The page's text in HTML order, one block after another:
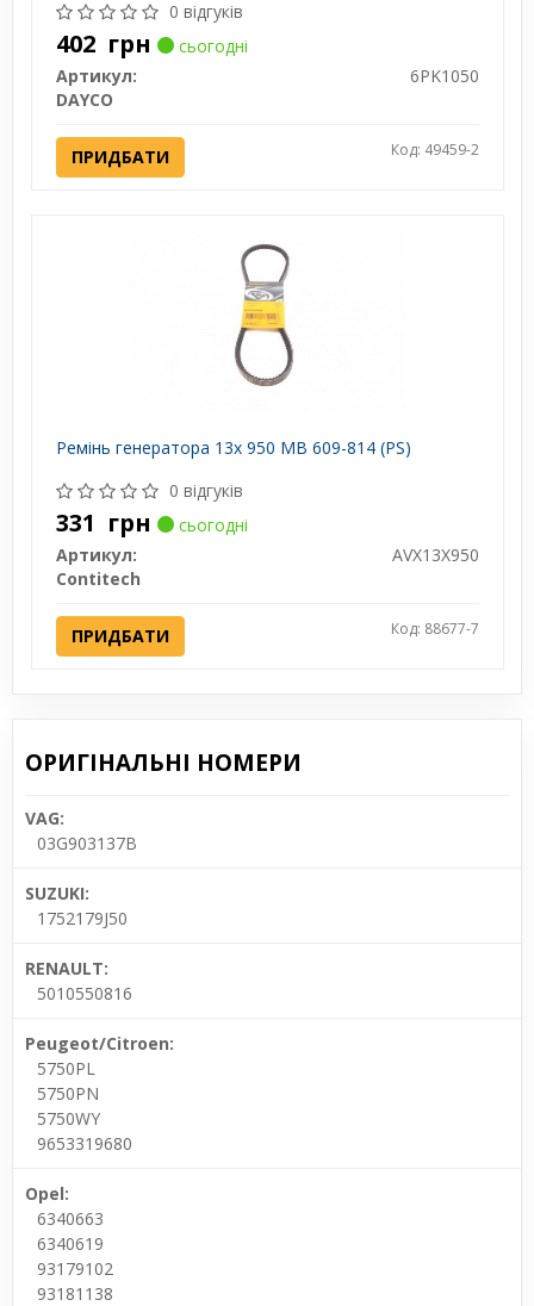
0 відгуків
402 грн
сьогодні
Артикул:
6PK1050
DAYCO
ПРИДБАТИ Код: 49459-2
Ремінь генератора 13x 950 MB 609-814 (PS)
0 відгуків
331 грн
сьогодні
Артикул:
AVX13X950
Contitech
ПРИДБАТИ Код: 88677-7
ОРИГІНАЛЬНІ НОМЕРИ
VAG:
03G903137B
SUZUKI:
1752179J50
RENAULT:
5010550816
Peugeot/Citroen:
5750PL
5750PN
5750WY
9653319680
Opel:
6340663
6340619
93179102
93181138